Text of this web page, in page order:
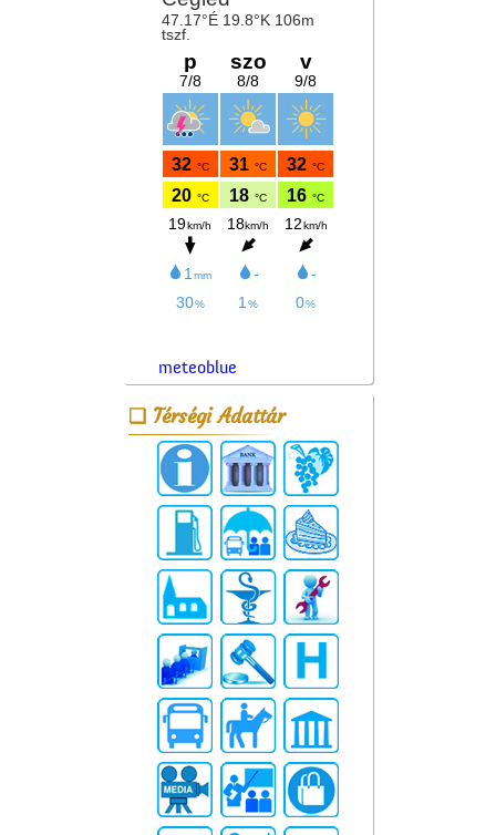
meteoblue
Térségi Adattár